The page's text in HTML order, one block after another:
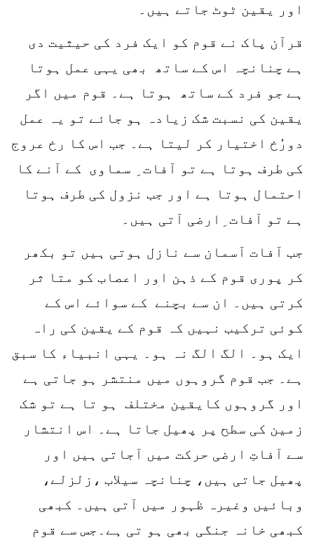
اور یقین ٹوٹ جاتے ہیں۔
قرآن پاک نے قوم کو ایک فرد کی حیثیت دی
ہے چنانچہ اس کے ساتھ بھی یہی عمل ہوتا
ہے جو فرد کے ساتھ ہوتا ہے۔ قوم میں اگر
یقین کی نسبت شک زیادہ ہو جائے تو یہ عمل
دورُخ اختیار کر لیتا ہے۔ جب اس کا رخ عروج
کی طرف ہوتا ہے تو آفات ِ سماوی کے آنے کا
احتمال ہوتا ہے اور جب نزول کی طرف ہوتا
ہے تو آفات ِارضی آتی ہیں۔
جب آفات آسمان سے نازل ہوتی ہیں تو بکھر
کر پوری قوم کے ذہن اور اعصاب کو متا ثر
کرتی ہیں۔ ان سے بچنے کے سوائے اس کے
کوئی ترکیب نہیں کہ قوم کے یقین کی راہ
ایک ہو۔ الگ الگ نہ ہو۔ یہی انبیاء کا سبق
ہے۔ جب قوم گروہوں میں منتشر ہو جاتی ہے
اور گروہوں کایقین مختلف ہو تا ہے تو شک
زمین کی سطح پر پھیل جاتا ہے۔ اس انتشار
سے آفاتِ ارضی حرکت میں آجاتی ہیں اور
پھیل جاتی ہیں، چنانچہ سیلاب ،زلزلے،
وبائیں وغیرہ ظہور میں آتی ہیں۔ کبھی
کبھی خانہ جنگی بھی ہو تی ہے۔جس سے قوم